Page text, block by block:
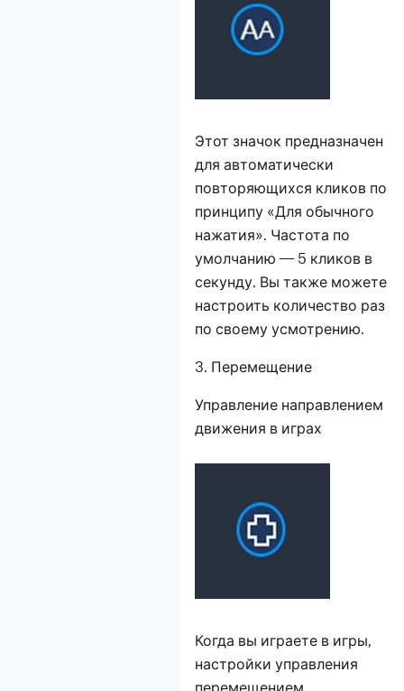
Этот значок предназначен
для автоматически
повторяющихся кликов по
принципу «Для обычного
нажатия». Частота по
умолчанию — 5 кликов в
секунду. Вы также можете
настроить количество раз
по своему усмотрению.
3. Перемещение
Управление направлением
движения в играх
Когда вы играете в игры,
настройки управления
перемещением